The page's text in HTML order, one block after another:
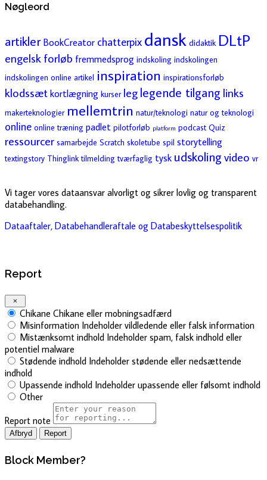
Nøgleord
artikler BookCreator chatterpix dansk didaktik DLtP
engelsk forløb fremmedsprog indskoling indskolingen
indskolingen online artikel inspiration inspirationsforløb
klodssætkortlægning kurser leg legende tilgang links
makerteknologier mellemtrin natur/teknologi natur og teknologi
online online træning padlet pilotforløb platform podcast Quiz
ressourcer samarbejde Scratch skoletube spil storytelling
textingstory Thinglink tilmelding tværfaglig tysk udskoling video vr
Vi tager vores dataansvar alvorligt og sikrer lovlig og transparent
databehandling.
Dataaftaler, Databehandleraftale og Databeskyttelsespolitik
Report
Chikane Chikane eller mobningsadfærd
Misinformation Indeholder vildledende eller falsk information
Mistænksomt indhold Indeholder spam, falsk indhold eller
potentiel malware
Stødende indhold Indeholder stødende eller nedsættende
indhold
Upassende indhold Indeholder upassende eller følsomt indhold
Other
Report note
Report
Block Member?